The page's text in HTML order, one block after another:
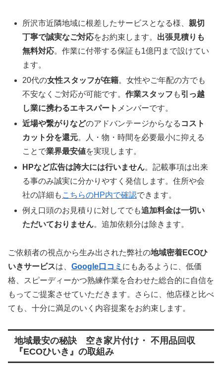
所沢市近隣地域に根差したサービスとなる様、親切
丁寧で誠実なご対応をお約束します。 出張見積りも
無料対応。作業に付帯する保証も1億円まで設けてい
ます。
20代の女性スタッフが在籍。女性やご年配の方でも
不安なくご対応が可能です。作業スタッフ も引っ越
し業に携わるエキスパート メンバーです。
近場や繋がりなどのアドバンテージからなる コスト
カット分を還元。人・物・時間を必要最小に抑える
ことで業界最安値を実現します。
HPなど広告は誇大には行いません。記載事項は出来
る事のみ誠実に分かりやすく発信します。住所や会
社の詳細も こちらのHP内で確認できます。
例え口頭のお見積りに対してでも追加料金は一切い
ただいておりません。追加依頼分は除きます。
ご依頼者の視点から生み出された弊社の地域密着ECOひ
いきサービスは、 Google口コミ にもあるように、低価
格、スピーディーかつ熟練作業を合わせた総合的に自信を
もってご提案させていただきます。さらに、他店様と比べ
ても、十分に満足のいく内容提案をお約束します。
地域最安の秘訣 空き家片付け・ 不用品回収
『ECOひいき』の取組み